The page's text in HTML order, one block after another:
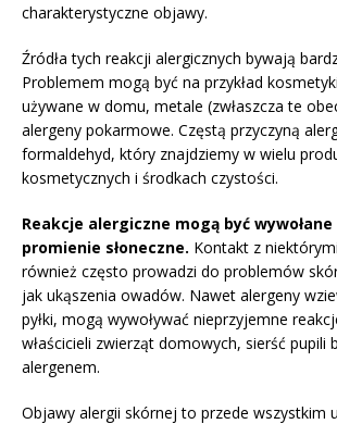
charakterystyczne objawy.
Źródła tych reakcji alergicznych bywają
Problemem mogą być na przykład
używane w domu, metale (zwłaszcza te
alergeny pokarmowe. Częstą przyczyną
formaldehyd, który znajdziemy w wielu
kosmetycznych i środkach czystości.
Reakcje alergiczne mogą być
promienie słoneczne. Kontakt z
również często prowadzi do problemów
jak ukąszenia owadów. Nawet alergeny
pyłki, mogą wywoływać nieprzyjemne
właścicieli zwierząt domowych, sierść pupili
alergenem.
Objawy alergii skórnej to przede wszystkim